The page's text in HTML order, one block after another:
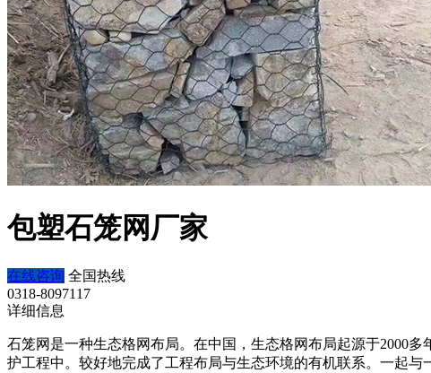
包塑石笼网厂家
在线咨询 全国热线
0318-8097117
详细信息
石笼网是一种生态格网布局。在中国，生态格网布局起源于2000
护工程中。较好地完成了工程布局与生态环境的有机联系。一起